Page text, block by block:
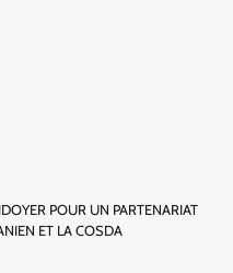
POUR UN PARTENARIAT
ET LA COSDA